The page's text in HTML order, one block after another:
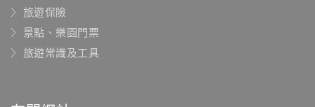
旅遊保險
景點、樂園門票
旅遊常識及工具